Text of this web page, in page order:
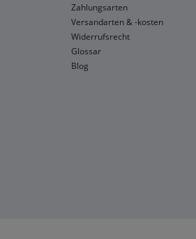
Zahlungsarten
Versandarten & -kosten
Widerrufsrecht
Glossar
Blog